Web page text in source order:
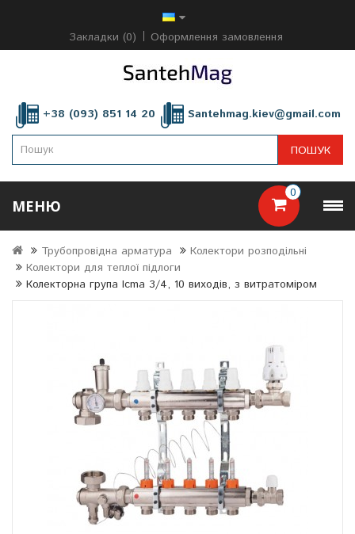
Закладки (0) Оформлення замовлення
+38 (093) 851 14 20 Santehmag.kiev@gmail.com
0
ПОШУК
МЕНЮ
Трубопровідна арматура
Колектори розподільні
Колектори для теплої підлоги
Колекторна група Icma 3/4, 10 виходів, з витратоміром